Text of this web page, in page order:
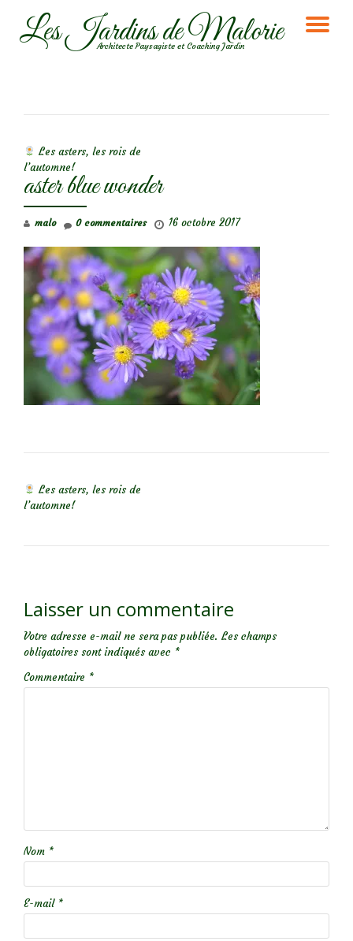
AllerLes Jardins de Malorie
Architecte Paysagiste et Coaching Jardin
Les asters, les rois de
l’automne!
aster blue wonder
malo 16 octobre 2017
0 commentaires
Les asters, les rois de
l’automne!
Laisser un commentaire
Votre adresse e-mail ne sera pas publiée. Les champs
obligatoires sont indiqués avec *
Commentaire *
Nom *
E-mail *